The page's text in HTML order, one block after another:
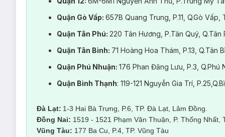
Công nghệLaser Fractional
Quận Gò Vấp: 657B Quang Trung, P.11, Q.Gò Vấp,
Quận Tân Phú: 220 Tân Hương, P.Tân Quý, Q.Tân
Quận Tân Bình: 71 Hoàng Hoa Thám, P.13, Q.Tân
Quận Phú Nhuận: 176 Phan Đăng Lưu, P.3, Q.Phú
Quận Bình Thạnh: 119-121 Nguyễn Gia Trí,
Đà Lạt: 1-3 Hai Bà Trưng, P.6, TP. Đà Lạt, Lâm Đồng.
Đồng Nai: 1519 - 1521 Phạm Văn Thuận, P. Thống Nhất,
Vũng Tàu: 177 Ba Cu, P.4, TP. Vũng Tàu